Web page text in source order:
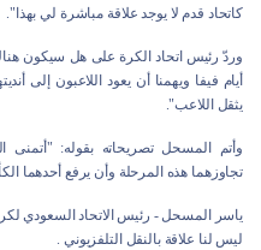
كاتحاد قدم لا يوجد علاقة مباشرة لي بهذا".
وردّ رئيس اتحاد الكرة على هل سيكون
أيام فيفا ويهمنا أن يعود اللاعبون إلى
يثقل اللاعب".
تجاوزهما هذه المرحلة وأن يرفع أحدهما
ياسر المسحل - رئيس الاتحاد السعودي
ليس لنا علاقة بالنقل التلفزيوني .